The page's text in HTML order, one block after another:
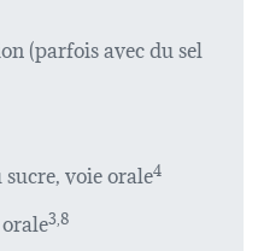
(parfois avec du sel
voie orale4
3,8